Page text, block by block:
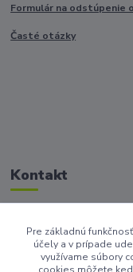
Formulár na odstúpenie
Časté otázky
Kontakt
+421917682234
/Po-Pi 9-17 hod/
Pre základnú
účely a v prípade
využívame súbory
cookies môžete